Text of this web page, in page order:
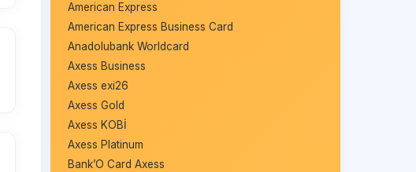
American Express
American Express Business Card
Anadolubank Worldcard
Axess Business
Axess exi26
Axess Gold
Axess KOBİ
Axess Platinum
Bank’O Card Axess